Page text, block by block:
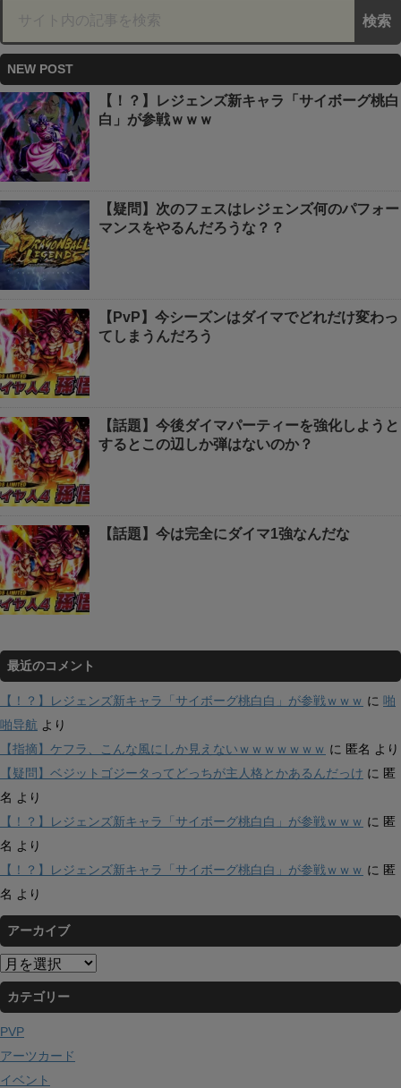
NEW POST
【！？】レジェンズ新キャラ「サイボーグ桃白
白」が参戦ｗｗｗ
【疑問】次のフェスはレジェンズ何のパフォー
マンスをやるんだろうな？？
【PvP】今シーズンはダイマでどれだけ変わっ
てしまうんだろう
【話題】今後ダイマパーティーを強化しようと
するとこの辺しか弾はないのか？
【話題】今は完全にダイマ1強なんだな
最近のコメント
【！？】レジェンズ新キャラ「サイボーグ桃白白」が参戦ｗｗｗ に 啪
啪导航 より
【指摘】ケフラ、こんな風にしか見えないｗｗｗｗｗｗｗ に 匿名 より
【疑問】ベジットゴジータってどっちが主人格とかあるんだっけ に 匿
名 より
【！？】レジェンズ新キャラ「サイボーグ桃白白」が参戦ｗｗｗ に 匿
名 より
【！？】レジェンズ新キャラ「サイボーグ桃白白」が参戦ｗｗｗ に 匿
名 より
アーカイブ
ア
ー
カ
イ
ブ
カテゴリー
PVP
アーツカード
イベント